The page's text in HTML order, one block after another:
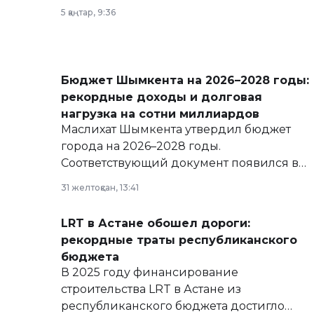
5 қаңтар, 9:36
Бюджет Шымкента на 2026–2028 годы:
рекордные доходы и долговая
нагрузка на сотни миллиардов
Маслихат Шымкента утвердил бюджет
города на 2026–2028 годы.
Соответствующий документ появился в
сайте маслихат города.
31 желтоқсан, 13:41
LRT в Астане обошел дороги:
рекордные траты республиканского
бюджета
В 2025 году финансирование
строительства LRT в Астане из
республиканского бюджета достигло